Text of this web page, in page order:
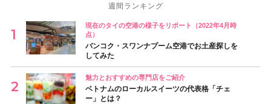
週間ランキング
現在のタイの空港の様子をリポート（2022年4月時
点）
バンコク・スワンナプーム空港でお土産探しを
してみた
魅力とおすすめの専門店をご紹介
ベトナムのローカルスイーツの代表格「チェ
ー」とは？